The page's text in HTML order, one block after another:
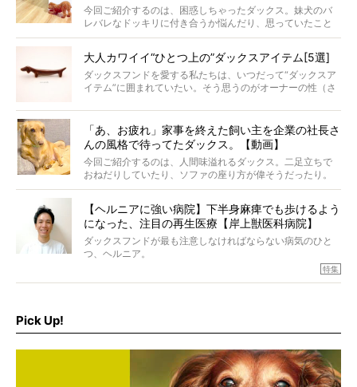
今回ご紹介するのは、困惑しちゃったダックス。妹犬のバ
レバレなドッキリに付き合うか悩んだり、思っていたこと
と違う事態に陥ったり。そんなお悩み全開なダックスの様
大人カワイイ“ひとつ上の”ダックスアイテム[5選]
ダックスフンドを愛する私たちは、いつだって“ダックスア
イテム”に囲まれていたい。そう思うのがオーナーの性（さ
ムをご紹介。
「あ、お疲れ」家事を終えた飼い主を企業の社長さ
んの風格で待ってたダックス。【動画】
今回ご紹介するのは、人間味溢れるダックス。二足立ちで
おねだりしていたり、ソファの座り方が偉そうだったり。
今にも言葉を発しそうなダックスの姿は、もう人間にしか
【ヘルニアに強い病院】下半身麻痺でも歩けるよう
になった、注目の再生医療【岸上獣医科病院】
ダックスフンドが最も注意しなければならない病気のひと
つ、ヘルニア。
特集『ヘルニアに、負けない』では、ヘルニアに強い動物
特集１回目は、椎間板ヘルニアの治療に強いといわれる
を点滴投与する治療により、歩けなかった子が投与37日で
特集
Pick Up!